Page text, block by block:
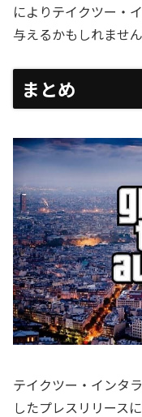
によりテイクツー・
与えるかもしれません
まとめ
テイクツー・インタ
したプレスリリース